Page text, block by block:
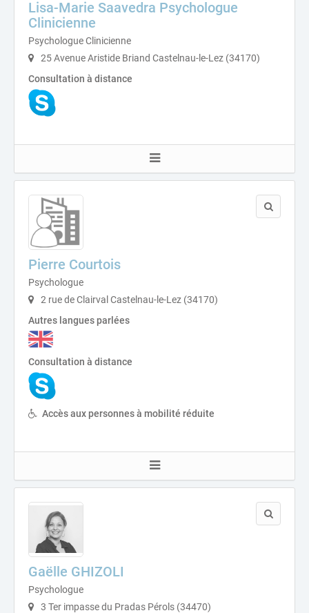
Lisa-Marie Saavedra Psychologue
Clinicienne
Psychologue Clinicienne
25 Avenue Aristide Briand Castelnau-le-Lez (34170)
Consultation à distance
Pierre Courtois
Psychologue
2 rue de Clairval Castelnau-le-Lez (34170)
Autres langues parlées
Consultation à distance
Accès aux personnes à mobilité réduite
Gaëlle GHIZOLI
Psychologue
3 Ter impasse du Pradas Pérols (34470)